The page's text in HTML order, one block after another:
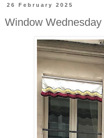
26 February 2025
Window Wednesday